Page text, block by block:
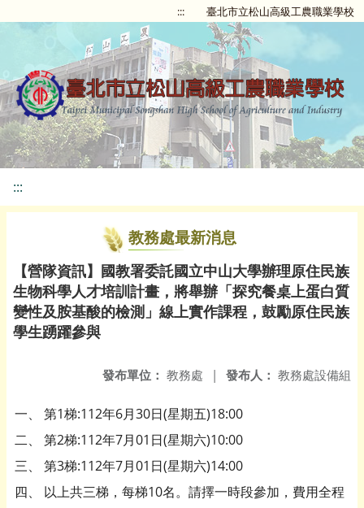
::: 臺北市立松山高級工農職業學校
:::
教務處最新消息
【營隊資訊】國教署委託國立中山大學辦理原住民族
生物科學人才培訓計畫，將舉辦「探究餐桌上蛋白質
變性及胺基酸的檢測」線上實作課程，鼓勵原住民族
學生踴躍參與
發布人： 教務處設備組
發布單位： 教務處 |
一、 第1梯:112年6月30日(星期五)18:00
二、 第2梯:112年7月01日(星期六)10:00
三、 第3梯:112年7月01日(星期六)14:00
四、 以上共三梯，每梯10名。請擇一時段參加，費用全程